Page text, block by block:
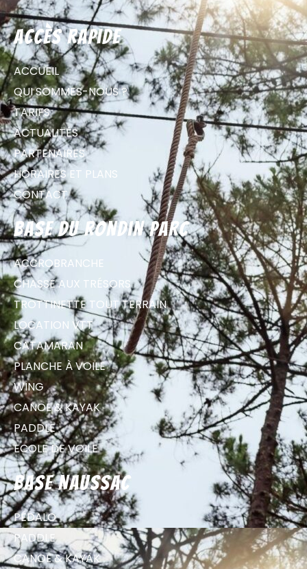
Accès rapide
ACCUEIL
QUI SOMMES-NOUS ?
TARIFS
ACTUALITÉS
PARTENAIRES
HORAIRES ET PLANS
CONTACT
Base du Rondin parc
ACCROBRANCHE
CHASSE AUX TRÉSORS
TROTTINETTE TOUT TERRAIN
LOCATION VTT
CATAMARAN
PLANCHE À VOILE
WING
CANOË & KAYAK
PADDLE
ECOLE DE VOILE
Base Naussac
PÉDALO
PADDLE
CANOË & KAYAK